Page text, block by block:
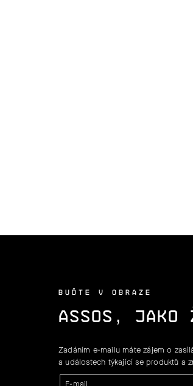
BUĎTE V OBRAZE
ASSOS, JAKO
Zadáním e-mailu máte zájem o
a událostech týkající se produktů a
E-mail